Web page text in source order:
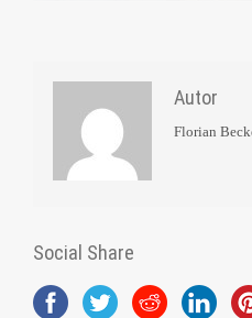
Autor
Florian
Social Share